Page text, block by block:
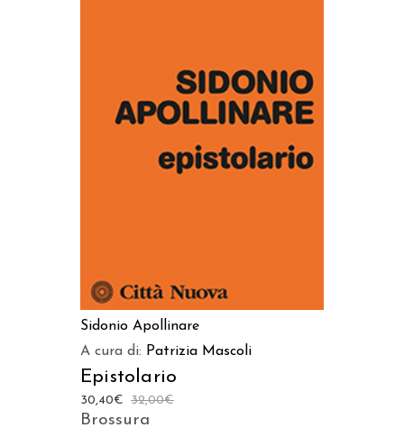
AGGIUNGI AL CARRELLO
Sidonio Apollinare
A cura di: Patrizia Mascoli
Epistolario
32,00€
30,40€
Brossura